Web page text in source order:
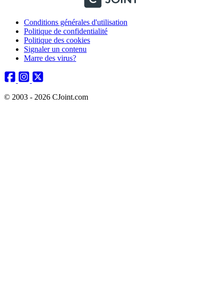
Conditions générales d'utilisation
Politique de confidentialité
Politique des cookies
Signaler un contenu
Marre des virus?
© 2003 - 2026 CJoint.com